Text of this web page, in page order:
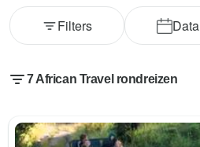
Data
Filters
7 African Travel rondreizen